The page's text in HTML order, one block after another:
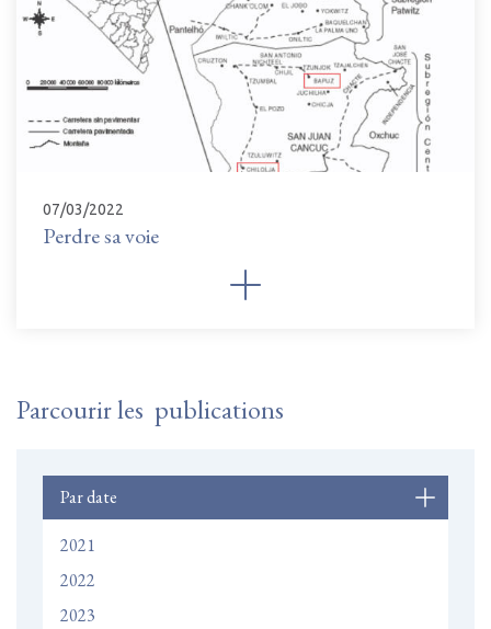
07/03/2022
Perdre sa voie
Parcourir les publications
Par date
2021
2022
2023